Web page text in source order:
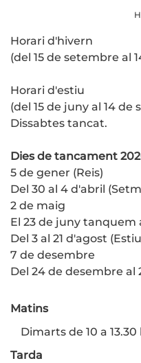
Horari d'hivern
(del 15 de setembre al
Horari d'estiu
(del 15 de juny al 14 de
Dissabtes tancat.
Dies de tancament
5 de gener (Reis)
Del 30 al 4 d'abril
2 de maig
El 23 de juny tanquem
Del 3 al 21 d'agost
7 de desembre
Del 24 de desembre al
Matins
Dimarts de 10 a 13.30
Tarda